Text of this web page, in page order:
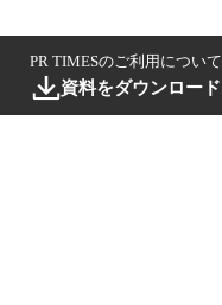
PR TIMESのご利用について
資料をダウンロード